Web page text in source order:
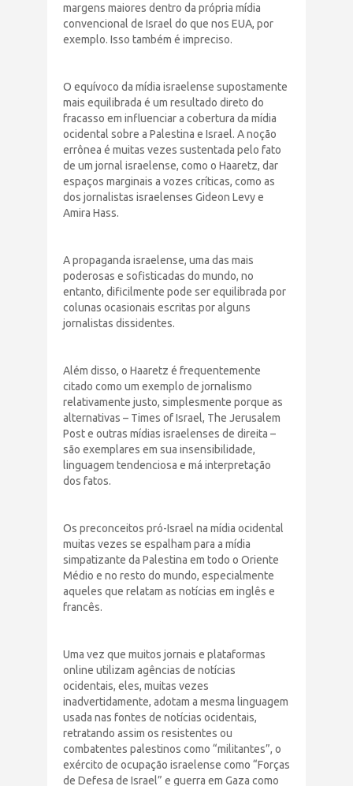
margens maiores dentro da própria mídia
convencional de Israel do que nos EUA, por
exemplo. Isso também é impreciso.
O equívoco da mídia israelense supostamente
mais equilibrada é um resultado direto do
fracasso em influenciar a cobertura da mídia
ocidental sobre a Palestina e Israel. A noção
errônea é muitas vezes sustentada pelo fato
de um jornal israelense, como o Haaretz, dar
espaços marginais a vozes críticas, como as
dos jornalistas israelenses Gideon Levy e
Amira Hass.
A propaganda israelense, uma das mais
poderosas e sofisticadas do mundo, no
entanto, dificilmente pode ser equilibrada por
colunas ocasionais escritas por alguns
jornalistas dissidentes.
Além disso, o Haaretz é frequentemente
citado como um exemplo de jornalismo
relativamente justo, simplesmente porque as
alternativas – Times of Israel, The Jerusalem
Post e outras mídias israelenses de direita –
são exemplares em sua insensibilidade,
linguagem tendenciosa e má interpretação
dos fatos.
Os preconceitos pró-Israel na mídia ocidental
muitas vezes se espalham para a mídia
simpatizante da Palestina em todo o Oriente
Médio e no resto do mundo, especialmente
aqueles que relatam as notícias em inglês e
francês.
Uma vez que muitos jornais e plataformas
online utilizam agências de notícias
ocidentais, eles, muitas vezes
inadvertidamente, adotam a mesma linguagem
usada nas fontes de notícias ocidentais,
retratando assim os resistentes ou
combatentes palestinos como “militantes”, o
exército de ocupação israelense como “Forças
de Defesa de Israel” e guerra em Gaza como